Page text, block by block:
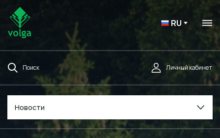
RU
Поиск Личный кабинет
Новости